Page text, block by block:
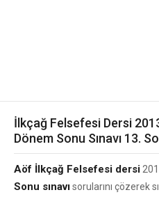
İlkçağ Felsefesi Dersi
Dönem Sonu Sınavı 13.
Aöf İlkçağ Felsefesi dersi
Sonu sınavısorularını çözerek